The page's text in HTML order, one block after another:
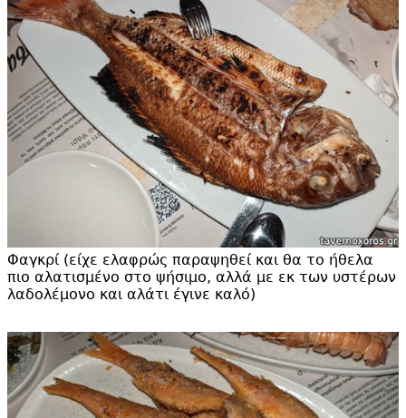
Φαγκρί (είχε ελαφρώς παραψηθεί και θα το ήθελα
πιο αλατισμένο στο ψήσιμο, αλλά με εκ των υστέρων
λαδολέμονο και αλάτι έγινε καλό)